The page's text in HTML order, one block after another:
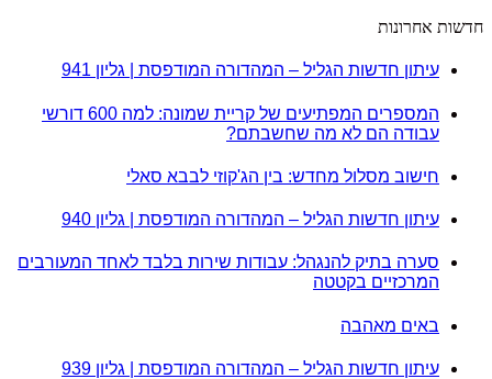
חדשות אחרונות
עיתון חדשות הגליל – המהדורה המודפסת | גליון 941
המספרים המפתיעים של קריית שמונה: למה 600 דורשי
עבודה הם לא מה שחשבתם?
חישוב מסלול מחדש: בין הג'קוזי לבבא סאלי
עיתון חדשות הגליל – המהדורה המודפסת | גליון 940
סערה בתיק להנגהל: עבודות שירות בלבד לאחד המעורבים
המרכזיים בקטטה
באים מאהבה
עיתון חדשות הגליל – המהדורה המודפסת | גליון 939